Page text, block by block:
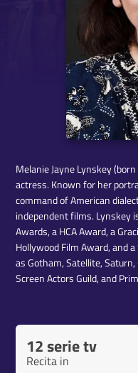
Melanie Jayne Lynskey
actress. Known for her
command of American
independent films. Lynskey
Awards, a HCA Award, a
Hollywood Film Award, and
as Gotham, Satellite,
Screen Actors Guild, and
12 serie tv
Recita in